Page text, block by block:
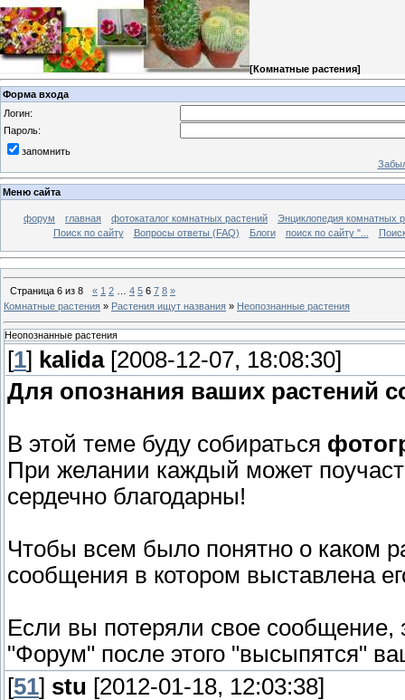
[Комнатные растения]
Форма входа
Логин:
Пароль:
запомнить
Меню сайта
форум главная фотокаталог комнатных растений
Энциклопедия комнатных
Поиск по сайту
Вопросы ответы (FAQ) Блоги поиск по сайту "...
Страница 6 из 8 « 1 2 4 5 6 7 8 »
Комнатные растения » Растения ищут названия » Неопознанные растения
Неопознанные растения
[1] kalida[2008-12-07, 18:08:30]
Для опознания ваших растений
В этой теме буду собираться
При желании каждый может
сердечно благодарны!
Чтобы всем было понятно о каком
сообщения в котором выставлена
Если вы потеряли свое
"Форум" после этого "высыпятся"
[51] stu [2012-01-18, 12:03:38]